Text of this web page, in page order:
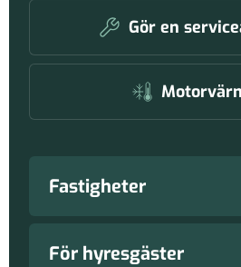
Gör en
Fastigheter
Lediga lokaler
För hyresgäster